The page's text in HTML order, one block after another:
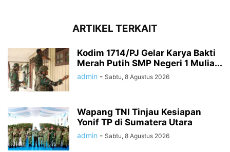
ARTIKEL TERKAIT
Kodim 1714/PJ Gelar Karya Bakti
Merah Putih SMP Negeri 1 Mulia...
admin - Sabtu, 8 Agustus 2026
Wapang TNI Tinjau Kesiapan
Yonif TP di Sumatera Utara
admin - Sabtu, 8 Agustus 2026